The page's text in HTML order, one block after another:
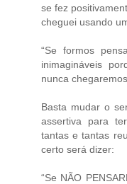
se fez
cheguei usando
“Se formos
inimagináveis
nunca
Basta mudar o
assertiva para
tantas e tantas
certo será dizer:
“Se NÃO